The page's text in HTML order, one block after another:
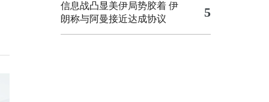
信息战凸显美伊局势胶着 伊
朗称与阿曼接近达成协议
5